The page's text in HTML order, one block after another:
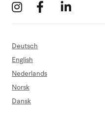
Deutsch
English
Nederlands
Norsk
Dansk